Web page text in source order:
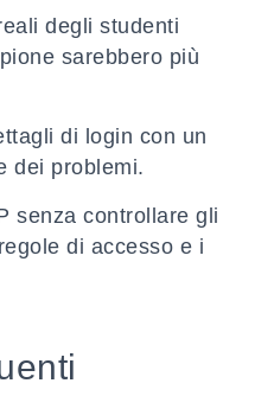
degli studenti
sarebbero più
di login con un
dei problemi.
senza controllare gli
di accesso e i